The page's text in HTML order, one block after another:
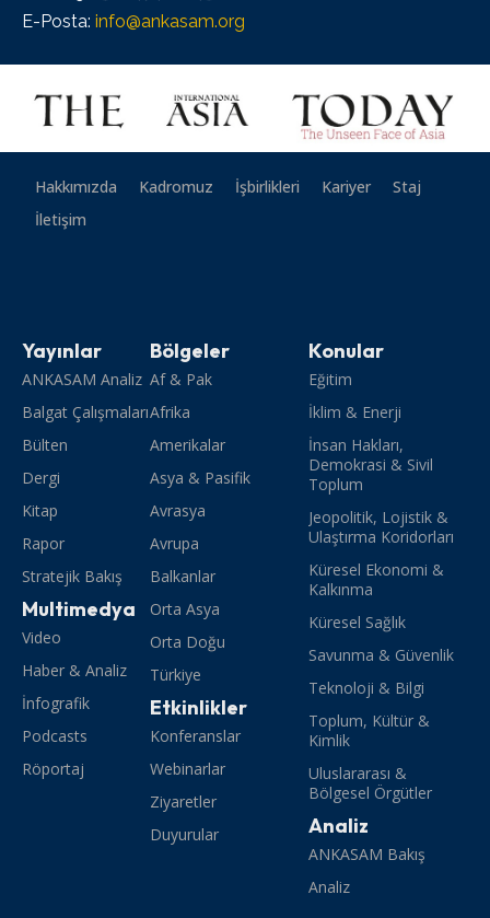
E-Posta: info@ankasam.org
Hakkımızda Kadromuz İşbirlikleri Kariyer
Staj
İletişim
Yayınlar
ANKASAM Analiz
Balgat Çalışmaları
Bülten
Dergi
Kitap
Rapor
Stratejik Bakış
Multimedya
Video
Haber & Analiz
İnfografik
Podcasts
Röportaj
Bölgeler
Af & Pak
Afrika
Amerikalar
Asya & Pasifik
Avrasya
Avrupa
Balkanlar
Orta Asya
Orta Doğu
Türkiye
Etkinlikler
Konferanslar
Webinarlar
Ziyaretler
Duyurular
Konular
Eğitim
İklim & Enerji
İnsan Hakları,
Demokrasi & Sivil
Toplum
Jeopolitik, Lojistik &
Ulaştırma Koridorları
Küresel Ekonomi &
Kalkınma
Küresel Sağlık
Savunma & Güvenlik
Teknoloji & Bilgi
Toplum, Kültür &
Kimlik
Uluslararası &
Bölgesel Örgütler
Analiz
ANKASAM Bakış
Analiz